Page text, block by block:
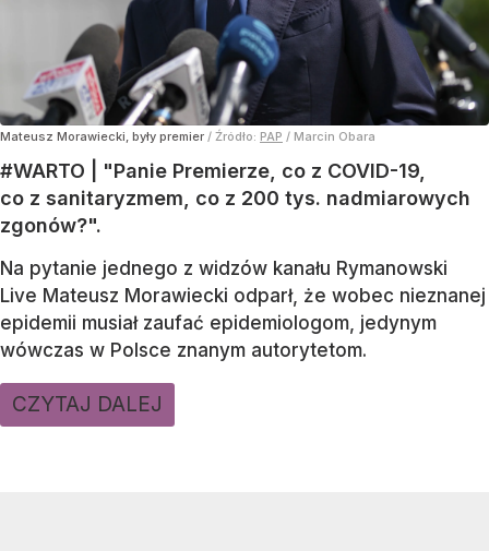
Mateusz Morawiecki, były premier / Źródło: PAP / Marcin Obara
#WARTO | "Panie Premierze, co z COVID-19,
co z sanitaryzmem, co z 200 tys. nadmiarowych
zgonów?".
Na pytanie jednego z widzów kanału Rymanowski
Live Mateusz Morawiecki odparł, że wobec nieznanej
epidemii musiał zaufać epidemiologom, jedynym
wówczas w Polsce znanym autorytetom.
CZYTAJ DALEJ